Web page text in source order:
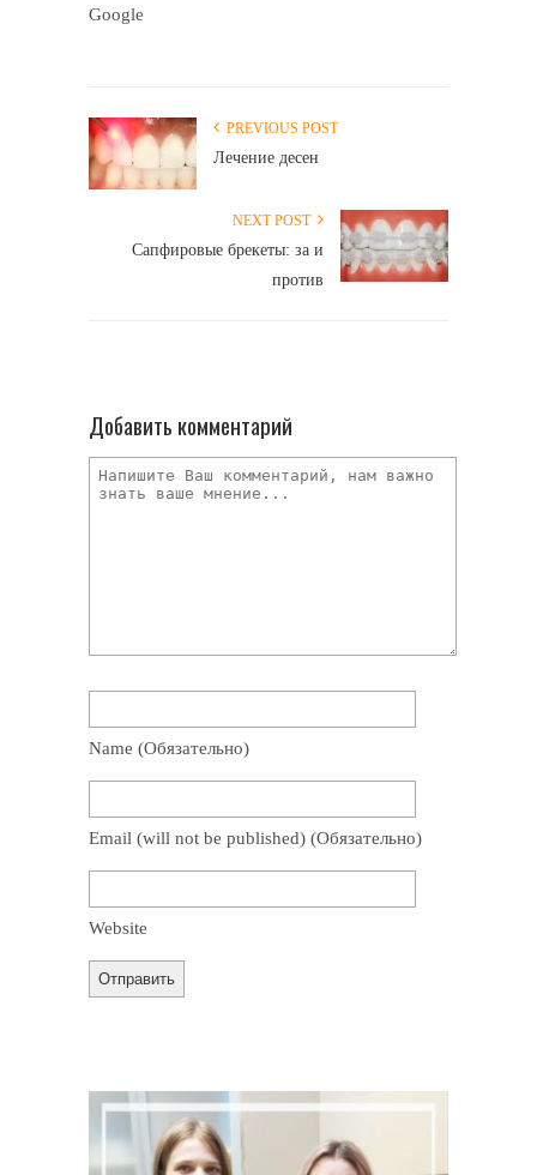
Google
PREVIOUS POST
Лечение десен
NEXT POST
Сапфировые брекеты: за и
против
Добавить комментарий
Name (обязательно)
Email (will not be published) (обязательно)
Website